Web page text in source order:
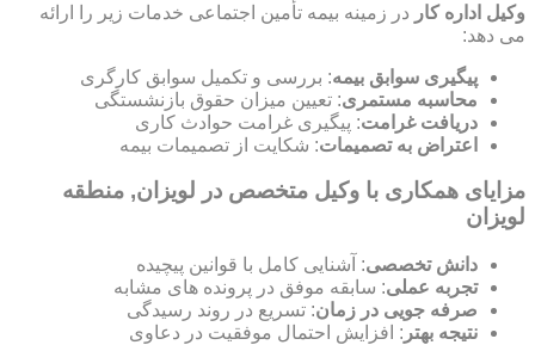
وکیل اداره کار در زمینه بیمه تأمین اجتماعی خدمات زیر را ارائه
می دهد:
پیگیری سوابق بیمه: بررسی و تکمیل سوابق کارگری
محاسبه مستمری: تعیین میزان حقوق بازنشستگی
دریافت غرامت: پیگیری غرامت حوادث کاری
اعتراض به تصمیمات: شکایت از تصمیمات بیمه
مزایای همکاری با وکیل متخصص در لویزان, منطقه
لویزان
دانش تخصصی: آشنایی کامل با قوانین پیچیده
تجربه عملی: سابقه موفق در پرونده های مشابه
صرفه جویی در زمان: تسریع در روند رسیدگی
نتیجه بهتر : افزایش احتمال موفقیت در دعاوی